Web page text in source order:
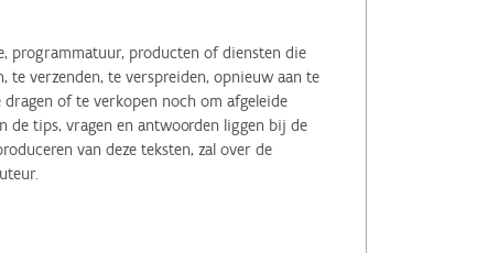
programmatuur, producten of diensten die
te verzenden, te verspreiden, opnieuw aan te
of te verkopen noch om afgeleide
de tips, vragen en antwoorden liggen bij de
van deze teksten, zal over de